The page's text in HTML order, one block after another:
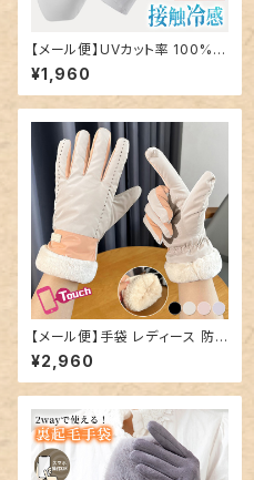
【メール便】UVカット率 100% U
Vカット 手袋 レディース／glov
e181
¥1,960
【メール便】手袋 レディース 防
寒 保温 裏起毛／glove189
¥2,960